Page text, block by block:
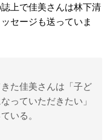
上で佳美さんは林下清
セージも送っていま
た佳美さんは「子ど
っていただきたい」
いる。